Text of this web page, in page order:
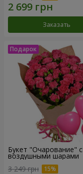
Заказать
Букет "Очарование" с
воздушными шарами
3 249 грн